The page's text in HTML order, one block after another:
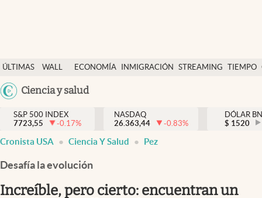
ÚLTIMAS
NOTICIAS
WALL
DÓLAR
ECONOMÍA INMIGRACIÓN STREAMING TIEMPO
México
Ciencia y salud
Finanzas y economía
Wall Street y dólar
Inmigración
S&P 500 INDEX
7723,55
-0.17%
NASDAQ
26.363,44
-0.83%
DÓLAR
$ 1520
Cronista USA Ciencia Y Salud Pez
Desafía la evolución
Increíble, pero cierto: encuentran un